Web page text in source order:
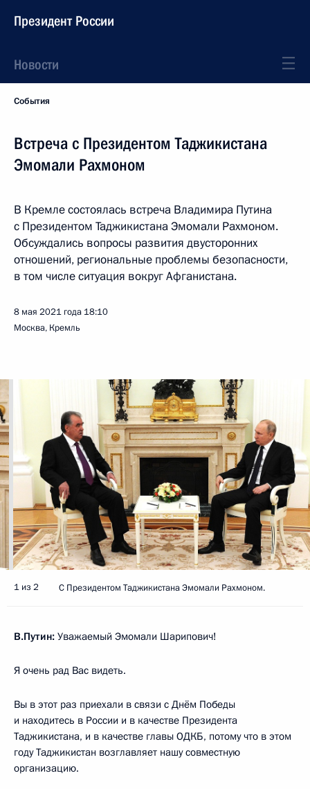
Президент России
Новости
События
Встреча с Президентом Таджикистана
Эмомали Рахмоном
В Кремле состоялась встреча Владимира Путина
с Президентом Таджикистана Эмомали Рахмоном.
Обсуждались вопросы развития двусторонних
отношений, региональные проблемы безопасности,
в том числе ситуация вокруг Афганистана.
8 мая 2021 года 18:10
Москва, Кремль
1 из 2 C Президентом Таджикистана Эмомали Рахмоном.
В.Путин: Уважаемый Эмомали Шарипович!
Я очень рад Вас видеть.
Вы в этот раз приехали в связи с Днём Победы
и находитесь в России и в качестве Президента
Таджикистана, и в качестве главы ОДКБ, потому что в этом
году Таджикистан возглавляет нашу совместную
организацию.